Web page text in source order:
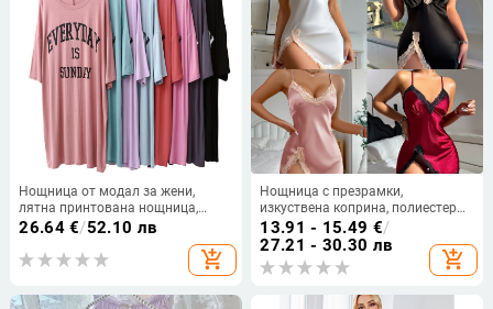
Нощница от модал за жени,
лятна принтована нощница,
свободен силует, плюс размер,
26.64€/52.10 лв
add_shopping_cart
Нощница с презрамки,
изкуствена коприна, полиестер
95–100%, без ръкави, къса
дължина
13.91 - 15.49 €/
27.21 - 30.30 лв
add_shopping_cart